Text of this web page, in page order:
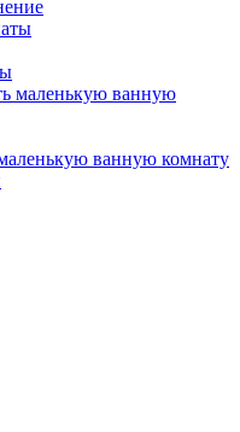
ванную комнату